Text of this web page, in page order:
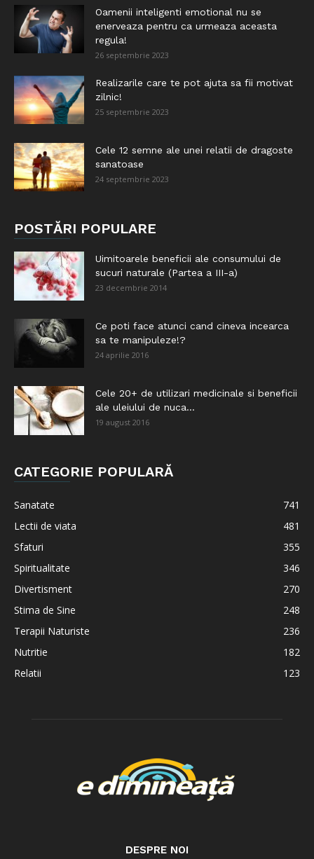
Oamenii inteligenti emotional nu se
enerveaza pentru ca urmeaza aceasta
regula!
26 septembrie 2023
Realizarile care te pot ajuta sa fii motivat
zilnic!
25 septembrie 2023
Cele 12 semne ale unei relatii de dragoste
sanatoase
24 septembrie 2023
POSTĂRI POPULARE
Uimitoarele beneficii ale consumului de
sucuri naturale (Partea a III-a)
23 decembrie 2014
Ce poti face atunci cand cineva incearca
sa te manipuleze!?
24 aprilie 2016
Cele 20+ de utilizari medicinale si beneficii
ale uleiului de nuca...
19 august 2016
CATEGORIE POPULARĂ
Sanatate
741
Lectii de viata
481
Sfaturi
355
Spiritualitate
346
Divertisment
270
Stima de Sine
248
Terapii Naturiste
236
Nutritie
182
Relatii
123
DESPRE NOI